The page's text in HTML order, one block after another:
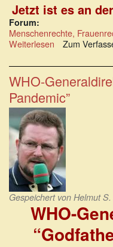
Jetzt ist es an
Forum:
Menschenrechte,
Weiterlesen über
Austritt
der
WHO
ist
die
beste
Lösung
Zum
WHO-
Pandemic”
Gespeichert von Helmut
WHO-